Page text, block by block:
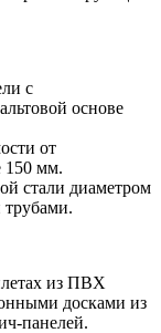
с
основе
от
150 мм.
стали диаметром
из ПВХ
досками из
панелей.